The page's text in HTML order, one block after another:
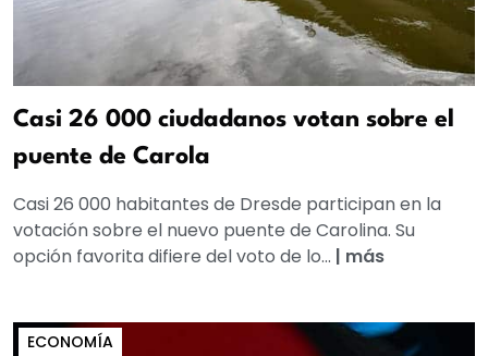
Casi 26 000 ciudadanos votan sobre el
puente de Carola
Casi 26 000 habitantes de Dresde participan en la
votación sobre el nuevo puente de Carolina. Su
opción favorita difiere del voto de lo... | más
ECONOMÍA